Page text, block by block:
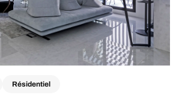
Résidentiel